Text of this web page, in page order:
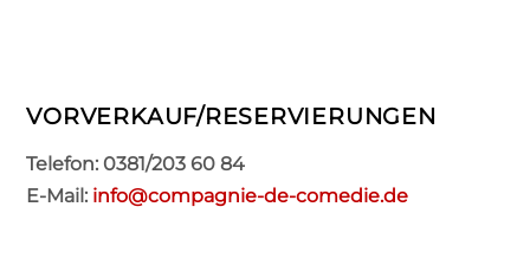
VORVERKAUF/RESERVIERUNGEN
Telefon: 0381/203 60 84
E-Mail: info@compagnie-de-comedie.de